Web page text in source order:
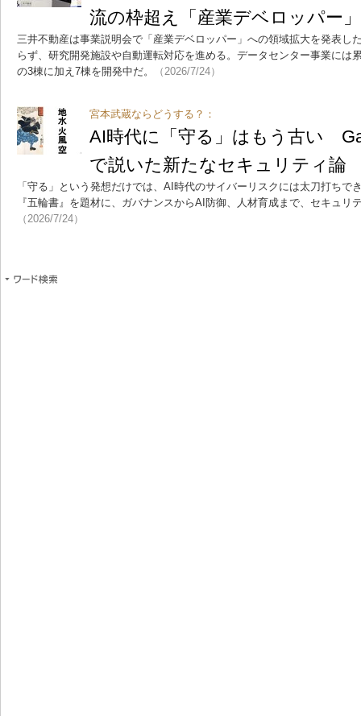
流の枠超え「産業デベロッパー
三井不動産は事業説明会で「産業デベロッパー」への領域拡大を発表し
らず、研究開発施設や自動運転対応を進める。データセンター事業には
の3棟に加え7棟を開発中だ。
（2026/7/24）
宮本武蔵ならどうする？：
AI時代に「守る」はもう古い
で説いた新たなセキュリティ論
「守る」という発想だけでは、AI時代のサイバーリスクには太刀打ちで
『五輪書』を題材に、ガバナンスからAI防御、人材育成まで、セキュリ
（2026/7/24）